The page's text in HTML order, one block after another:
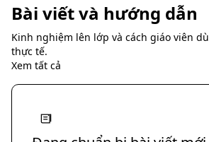
Bài viết và hướng dẫn
Kinh nghiệm lên lớp và cách giáo viên
thực tế.
Xem tất cả